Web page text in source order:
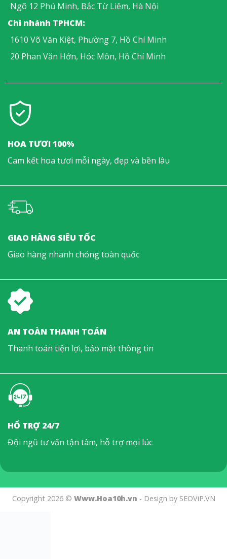
Ngõ 12 Phú Minh, Bắc Từ Liêm, Hà Nội
Chi nhánh TPHCM:
1610 Võ Văn Kiệt, Phường 7, Hồ Chí Minh
20 Phan Văn Hớn, Hóc Môn, Hồ Chí Minh
HOA TƯƠI 100%
Cam kết hoa tươi mỗi ngày, đẹp và bền lâu
GIAO HÀNG SIÊU TỐC
Giao hàng nhanh chóng toàn quốc
AN TOÀN THANH TOÁN
Thanh toán tiện lợi, bảo mật thông tin
HỔ TRỢ 24/7
Đội ngũ tư vấn tận tâm, hỗ trợ mọi lúc
Copyright 2026 © Www.Hoa10h.vn - Design by SEOViP.VN